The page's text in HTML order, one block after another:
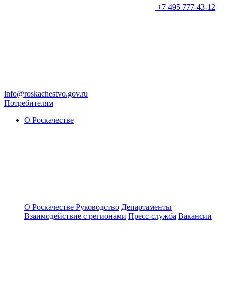
+7 495 777-43-12
info@roskachestvo.gov.ru
Потребителям
О Роскачестве
О Роскачестве Руководство Департаменты
Взаимодействие с регионами Пресс-служба Вакансии